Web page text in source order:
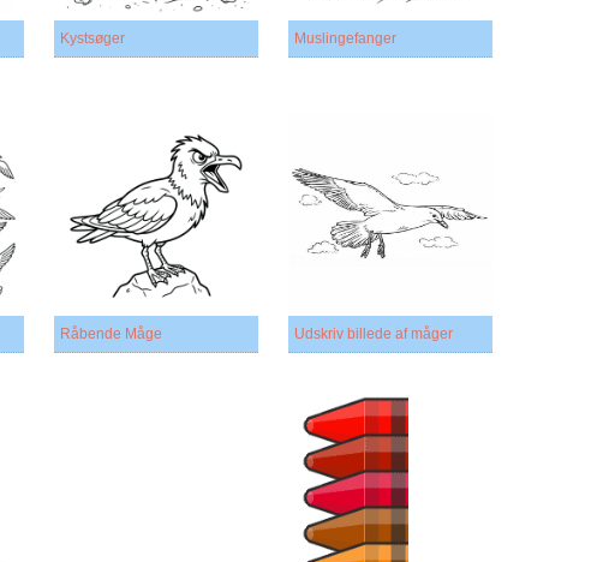
Kystsøger Muslingefanger
Råbende Måge Udskriv billede af måger